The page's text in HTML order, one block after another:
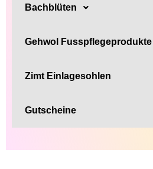
Bachblüten
Gehwol Fusspflegeprodukte
Zimt Einlagesohlen
Gutscheine